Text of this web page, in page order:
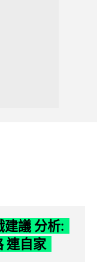
議 分析:
連自家